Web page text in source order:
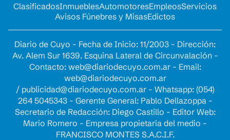
ClasificadosInmueblesAutomotoresEmpleosServicios
Avisos Fúnebres y MisasEdictos
Diario de Cuyo - Fecha de Inicio: 11/2003 - Dirección:
Av. Alem Sur 1639. Esquina Lateral de Circunvalación -
Contacto: web@diariodecuyo.com.ar- Email:
web@diariodecuyo.com.ar
/ publicidad@diariodecuyo.com.ar- Whatsapp: (054)
264 5045343 - Gerente General: Pablo Dellazoppa -
Secretario de Redacción: Diego Castillo - Editor Web:
Mario Romero - Empresa propietaria del medio -
FRANCISCO MONTES S.A.C.I.F.